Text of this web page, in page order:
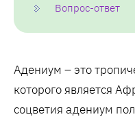
Вопрос-ответ
Адениум – это
которого является
соцветия адениум